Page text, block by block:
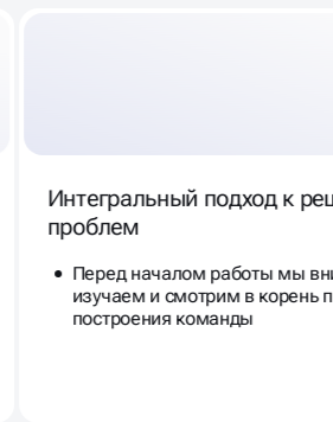
Интегральный подход к
проблем
Перед началом работы мы
изучаем и смотрим в корень
построения команды